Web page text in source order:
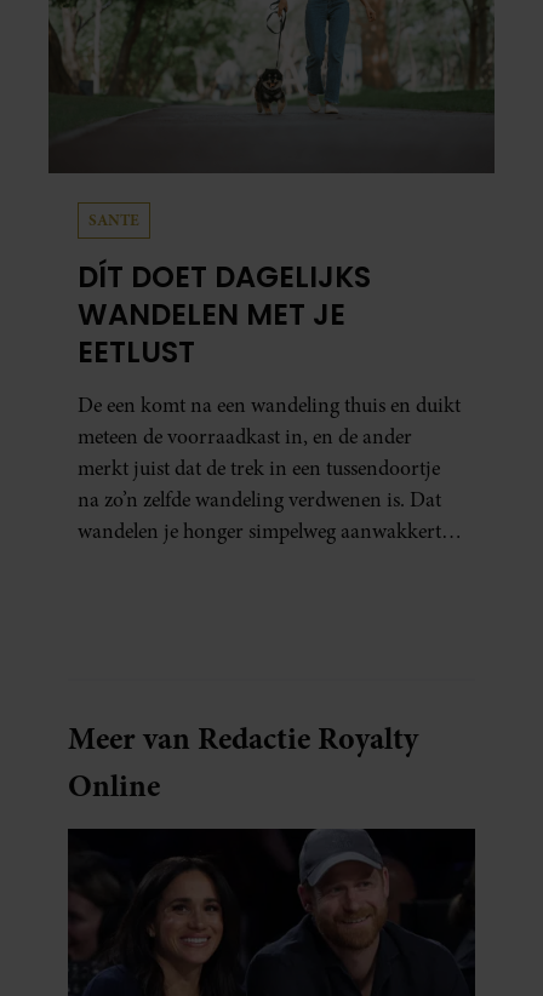
SANTE
DÍT DOET DAGELIJKS
WANDELEN MET JE
EETLUST
De een komt na een wandeling thuis en duikt
meteen de voorraadkast in, en de ander
merkt juist dat de trek in een tussendoortje
na zo’n zelfde wandeling verdwenen is. Dat
wandelen je honger simpelweg aanwakkert,
Meer van Redactie Royalty
Online